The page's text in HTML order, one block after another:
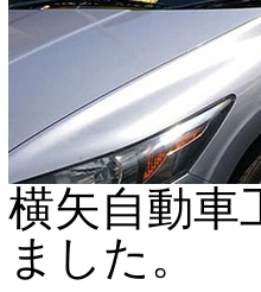
横矢自動車
ました。